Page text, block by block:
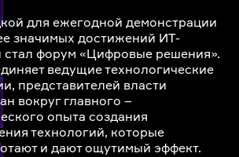
для ежегодной демонстрации
значимых достижений ИТ-
стал форум «Цифровые решения».
ведущие технологические
представителей власти
вокруг главного –
опыта создания
технологий, которые
и дают ощутимый эффект.